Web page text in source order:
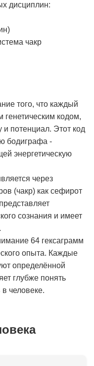
дисциплин:
чакр
того, что каждый
генетическим кодом,
и потенциал. Этот код
бодиграфа -
энергетическую
через
(чакр) как сефирот
сознания и имеет
64 гексаграмм
опыта. Каждые
определённой
глубже понять
в человеке.